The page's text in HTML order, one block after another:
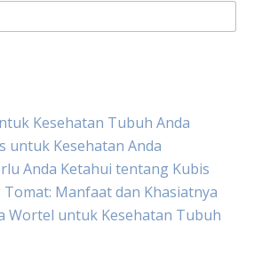
Kesehatan Tubuh Anda
untuk Kesehatan Anda
Anda Ketahui tentang Kubis
Manfaat dan Khasiatnya
Wortel untuk Kesehatan Tubuh